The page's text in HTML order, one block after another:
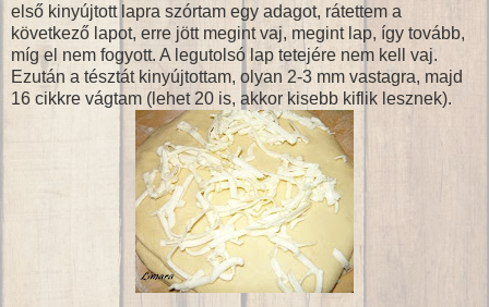
első kinyújtott lapra szórtam egy adagot, rátettem a
következő lapot, erre jött megint vaj, megint lap, így tovább,
míg el nem fogyott. A legutolsó lap tetejére nem kell vaj.
Ezután a tésztát kinyújtottam, olyan 2-3 mm vastagra, majd
16 cikkre vágtam (lehet 20 is, akkor kisebb kiflik lesznek).